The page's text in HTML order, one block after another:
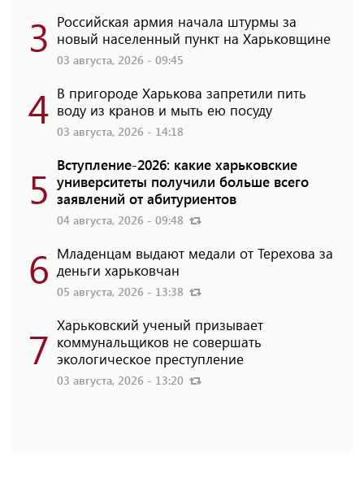
3 Российская армия начала штурмы за
новый населенный пункт на Харьковщине
03 августа, 2026 - 09:45
4 В пригороде Харькова запретили пить
воду из кранов и мыть ею посуду
03 августа, 2026 - 14:18
5 Вступление-2026: какие харьковские
университеты получили больше всего
заявлений от абитуриентов
04 августа, 2026 - 09:48
6 Младенцам выдают медали от Терехова за
деньги харьковчан
05 августа, 2026 - 13:38
7 Харьковский ученый призывает
коммунальщиков не совершать
экологическое преступление
03 августа, 2026 - 13:20